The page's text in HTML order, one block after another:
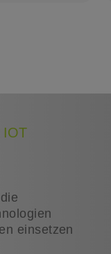
IOT
einsetzen